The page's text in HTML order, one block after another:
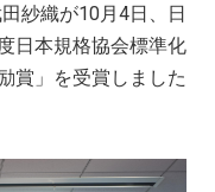
紗織が10月4日、日
日本規格協会標準化
賞」を受賞しました